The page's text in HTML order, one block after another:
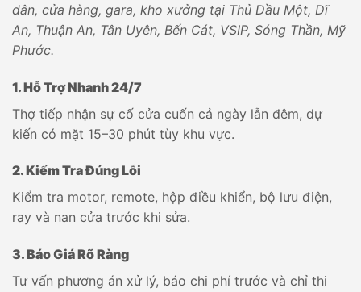
dân, cửa hàng, gara, kho xưởng tại Thủ Dầu Một, Dĩ
An, Thuận An, Tân Uyên, Bến Cát, VSIP, Sóng Thần, Mỹ
Phước.
1. Hỗ Trợ Nhanh 24/7
Thợ tiếp nhận sự cố cửa cuốn cả ngày lẫn đêm, dự
kiến có mặt 15–30 phút tùy khu vực.
2. Kiểm Tra Đúng Lỗi
Kiểm tra motor, remote, hộp điều khiển, bộ lưu điện,
ray và nan cửa trước khi sửa.
3. Báo Giá Rõ Ràng
Tư vấn phương án xử lý, báo chi phí trước và chỉ thi